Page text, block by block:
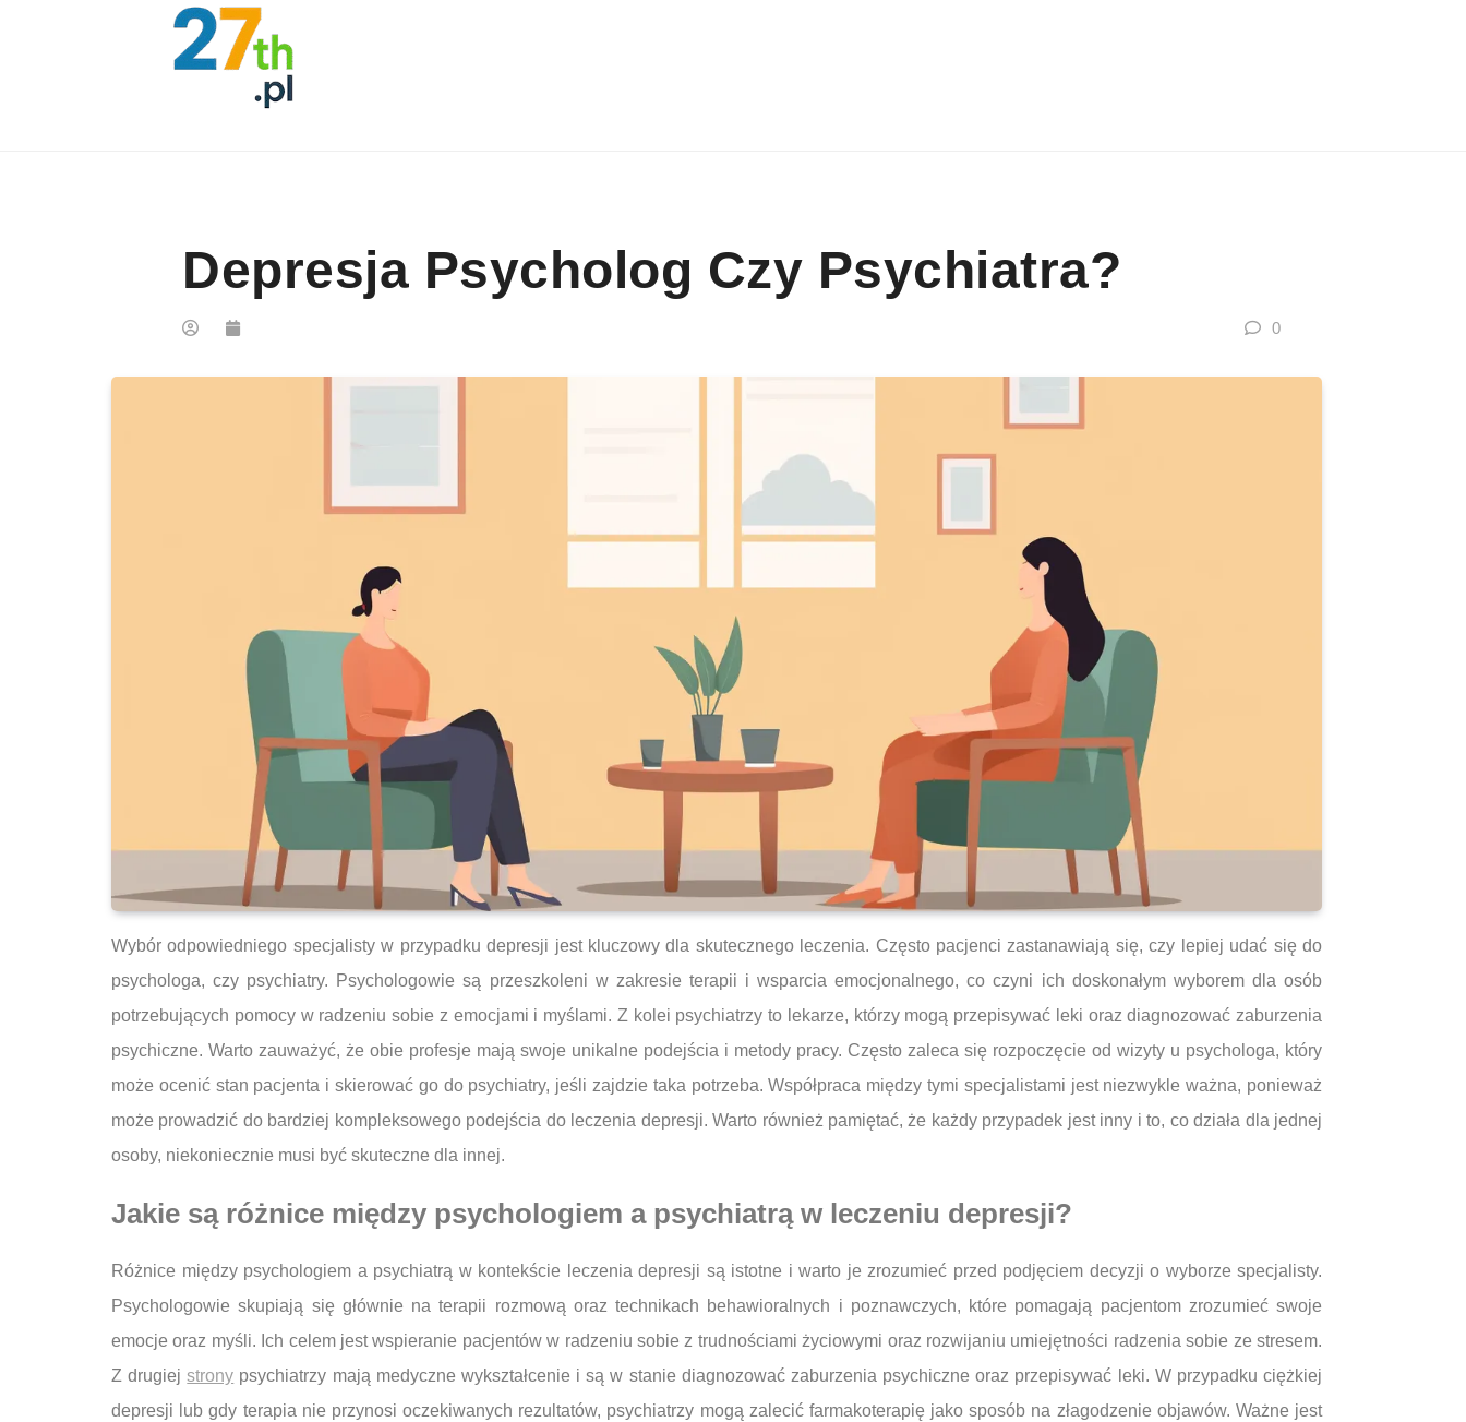
Depresja Psycholog Czy Psychiatra?
0
Wybór odpowiedniego specjalisty w przypadku depresji jest kluczowy dla skutecznego leczenia. Często pacjenci zastanawiają się, czy lepiej udać się do
psychologa, czy psychiatry. Psychologowie są przeszkoleni w zakresie terapii i wsparcia emocjonalnego, co czyni ich doskonałym wyborem dla osób
potrzebujących pomocy w radzeniu sobie z emocjami i myślami. Z kolei psychiatrzy to lekarze, którzy mogą przepisywać leki oraz diagnozować zaburzenia
psychiczne. Warto zauważyć, że obie profesje mają swoje unikalne podejścia i metody pracy. Często zaleca się rozpoczęcie od wizyty u psychologa, który
może ocenić stan pacjenta i skierować go do psychiatry, jeśli zajdzie taka potrzeba. Współpraca między tymi specjalistami jest niezwykle ważna, ponieważ
może prowadzić do bardziej kompleksowego podejścia do leczenia depresji. Warto również pamiętać, że każdy przypadek jest inny i to, co działa dla jednej
osoby, niekoniecznie musi być skuteczne dla innej.
Jakie są różnice między psychologiem a psychiatrą w leczeniu depresji?
Różnice między psychologiem a psychiatrą w kontekście leczenia depresji są istotne i warto je zrozumieć przed podjęciem decyzji o wyborze specjalisty.
Psychologowie skupiają się głównie na terapii rozmową oraz technikach behawioralnych i poznawczych, które pomagają pacjentom zrozumieć swoje
emocje oraz myśli. Ich celem jest wspieranie pacjentów w radzeniu sobie z trudnościami życiowymi oraz rozwijaniu umiejętności radzenia sobie ze stresem.
Z drugiejstrony psychiatrzy mają medyczne wykształcenie i są w stanie diagnozować zaburzenia psychiczne oraz przepisywać leki. W przypadku ciężkiej
depresji lub gdy terapia nie przynosi oczekiwanych rezultatów, psychiatrzy mogą zalecić farmakoterapię jako sposób na złagodzenie objawów. Ważne jest